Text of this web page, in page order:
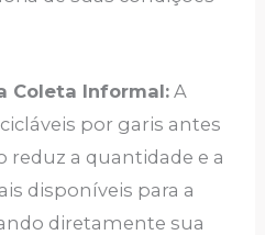
Coleta Informal: A
por garis antes
reduz a quantidade e a
disponíveis para a
diretamente sua